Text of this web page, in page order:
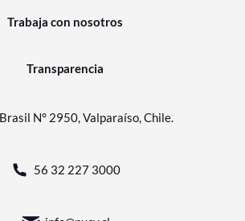
Trabaja con nosotros
Transparencia
N° 2950, Valparaíso, Chile.
56 32 227 3000